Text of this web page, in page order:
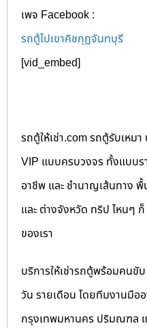
เพจ Facebook :
รถตู้ไปเขาคิชกุฏจันทบุรี
[vid_embed]
รถตู้ให้เช่า.com รถตู้รับเหม
VIP แบบครบวงจร ทั้งแบบ
อาชีพ และ ชำนาญเส้นทาง
และ ต่างจังหวัด ทริป ไหนๆ
ของเรา
บริการให้เช่ารถตู้พร้อมคน
วัน รายเดือน โดยทีมงานมือ
กรุงเทพมหานคร ปริมณฑล